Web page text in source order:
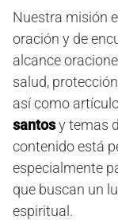
Nuestra misión
oración y de
alcance
salud,
así como
santosy temas
contenido está
especialmente
que buscan un
espiritual.